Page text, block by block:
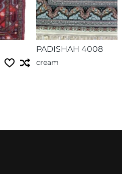
PADISHAH 4008
cream